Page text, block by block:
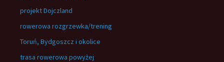
projekt Dojczland
rowerowa rozgrzewka/trening
Toruń, Bydgoszcz i okolice
trasa rowerowa powyżej